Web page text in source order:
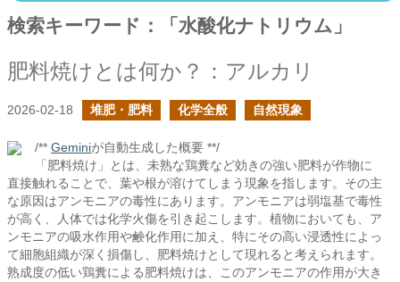
検索キーワード：「水酸化ナトリウム」
肥料焼けとは何か？：アルカリ
2026-02-18 堆肥・肥料 化学全般 自然現象
/** Geminiが自動生成した概要 **/
「肥料焼け」とは、未熟な鶏糞など効きの強い肥料が作物に
直接触れることで、葉や根が溶けてしまう現象を指します。その主
な原因はアンモニアの毒性にあります。アンモニアは弱塩基で毒性
が高く、人体では化学火傷を引き起こします。植物においても、ア
ンモニアの吸水作用や鹸化作用に加え、特にその高い浸透性によっ
て細胞組織が深く損傷し、肥料焼けとして現れると考えられます。
熟成度の低い鶏糞による肥料焼けは、このアンモニアの作用が大き